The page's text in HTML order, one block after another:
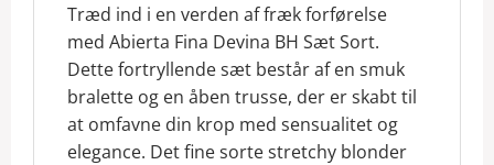
Træd ind i en verden af fræk forførelse
med Abierta Fina Devina BH Sæt Sort.
Dette fortryllende sæt består af en smuk
bralette og en åben trusse, der er skabt til
at omfavne din krop med sensualitet og
elegance. Det fine sorte stretchy blonder